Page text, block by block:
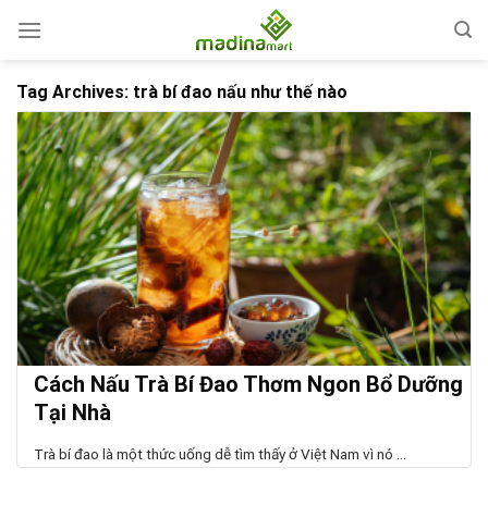
Tag Archives: trà bí đao nấu như thế nào
Cách Nấu Trà Bí Đao Thơm Ngon Bổ Dưỡng
Tại Nhà
Trà bí đao là một thức uống dễ tìm thấy ở Việt Nam vì nó ...